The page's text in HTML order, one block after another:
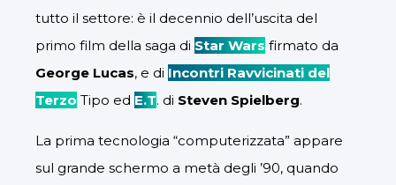
tutto il settore: è il decennio dell’uscita del
primo film della saga di Star Wars firmato da
George Lucas, e di Incontri Ravvicinati del
Terzo Tipo ed E.T. di Steven Spielberg.
La prima tecnologia “computerizzata” appare
sul grande schermo a metà degli ’90, quando